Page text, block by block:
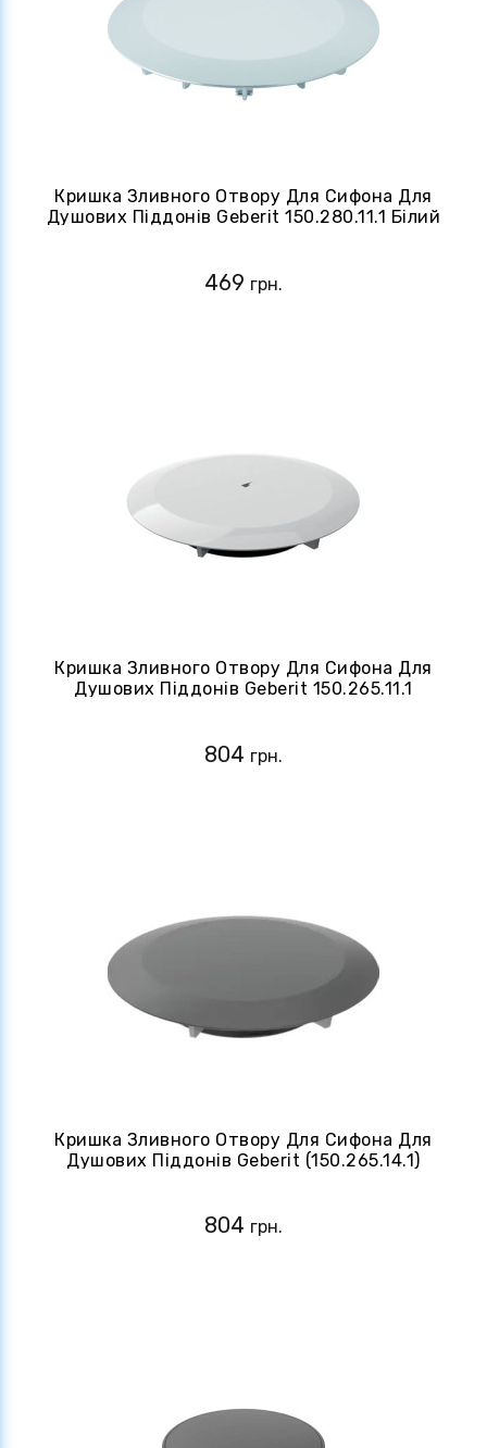
Кришка Зливного Отвору Для Сифона Для
Душових Піддонів Geberit 150.280.11.1 Білий
469 грн.
Кришка Зливного Отвору Для Сифона Для
Душових Піддонів Geberit 150.265.11.1
804 грн.
Кришка Зливного Отвору Для Сифона Для
Душових Піддонів Geberit (150.265.14.1)
804 грн.